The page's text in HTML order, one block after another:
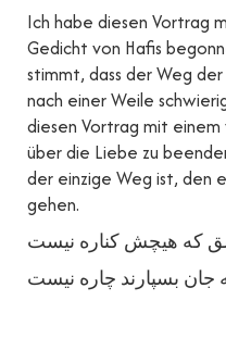
Ich habe diesen Vortrag
Gedicht von Hafis
stimmt, dass der Weg
nach einer Weile
diesen Vortrag mit
über die Liebe zu
der einzige Weg ist, den
gehen.
که هیچش کناره نیست
جان بسپارند چاره نیست